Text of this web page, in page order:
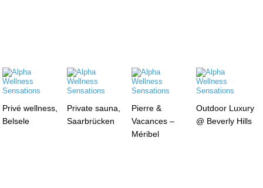
Privé wellness,
Belsele
Private sauna,
Saarbrücken
Pierre &
Vacances –
Méribel
Outdoor Luxury
@ Beverly Hills